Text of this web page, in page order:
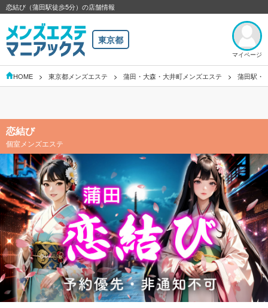
恋結び（蒲田駅徒歩5分）の店舗情報
東京都
マイページ
HOME 東京都メンズエステ 蒲田・大森・大井町メンズエステ 蒲田駅・
恋結び
個室メンズエステ